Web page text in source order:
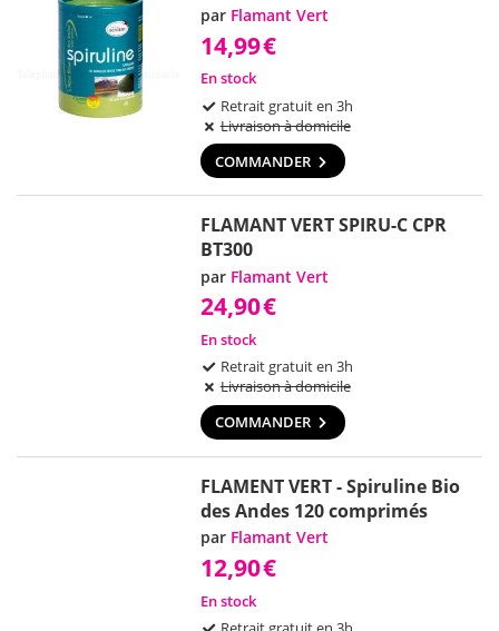
par Flamant Vert
14,99€
En stock
Retrait gratuit en 3h
Livraison à domicile
COMMANDER
FLAMANT VERT SPIRU-C CPR
BT300
par Flamant Vert
24,90€
En stock
Retrait gratuit en 3h
Livraison à domicile
COMMANDER
FLAMENT VERT - Spiruline Bio
des Andes 120 comprimés
par Flamant Vert
12,90€
En stock